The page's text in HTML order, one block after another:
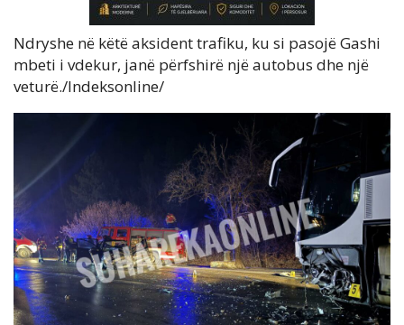
Ndryshe në këtë aksident trafiku, ku si pasojë Gashi
mbeti i vdekur, janë përfshirë një autobus dhe një
veturë./Indeksonline/